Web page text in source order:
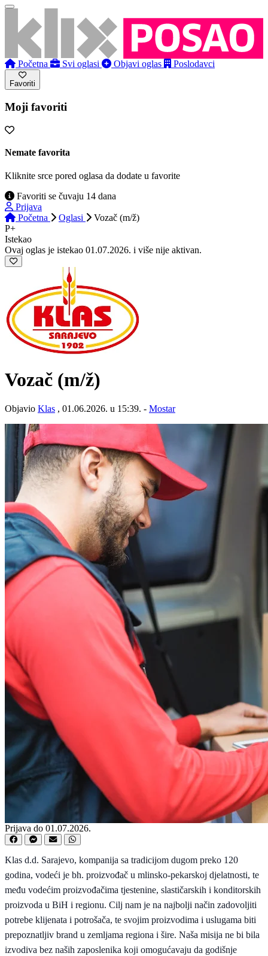
Početna Svi oglasi Objavi oglas Poslodavci
Favoriti
Moji favoriti
Nemate favorita
Kliknite srce pored oglasa da dodate u favorite
Favoriti se čuvaju 14 dana
Prijava
Početna
Oglasi
Vozač (m/ž)
P+
Istekao
Ovaj oglas je istekao 01.07.2026. i više nije aktivan.
Vozač (m/ž)
Objavio Klas , 01.06.2026. u 15:39. - Mostar
Prijava do 01.07.2026.
Klas d.d. Sarajevo, kompanija sa tradicijom dugom preko 120
godina, vodeći je bh. proizvođač u mlinsko-pekarskoj djelatnosti, te
među vodećim proizvođačima tjestenine, slastičarskih i konditorskih
proizvoda u BiH i regionu. Cilj nam je na najbolji način zadovoljiti
potrebe klijenata i potrošača, te svojim proizvodima i uslugama biti
prepoznatljiv brand u zemljama regiona i šire. Naša misija ne bi bila
izvodiva bez naših zaposlenika koji omogućavaju da godišnje